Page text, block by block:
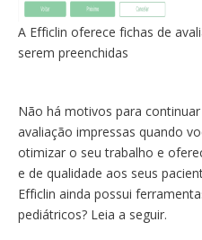
A Efficlin oferece fichas de
serem preenchidas
Não há motivos para
avaliação impressas quando
otimizar o seu trabalho e
e de qualidade aos seus
Efficlin ainda possui
pediátricos? Leia a seguir.